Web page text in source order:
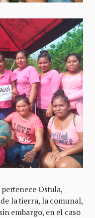
Ostula,
la tierra, la comunal,
embargo, en el caso